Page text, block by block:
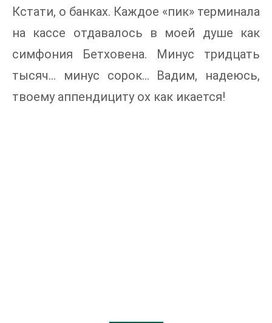
Кстати, о банках. Каждое «пик» терминала
на кассе отдавалось в моей душе как
симфония Бетховена. Минус тридцать
тысяч... минус сорок... Вадим, надеюсь,
твоему аппендициту ох как икается!